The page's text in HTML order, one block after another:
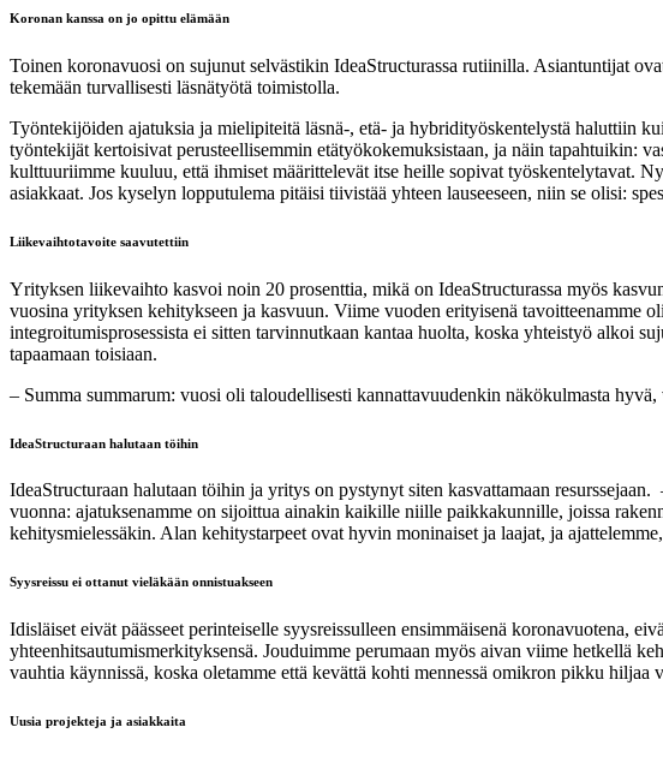
Koronan kanssa on jo opittu elämään
Toinen koronavuosi on sujunut selvästikin IdeaStructurassa rutiinilla. Asiantuntijat
tekemään turvallisesti läsnätyötä toimistolla.
Työntekijöiden ajatuksia ja mielipiteitä läsnä-, etä- ja hybridityöskentelystä haluttiin
työntekijät kertoisivat perusteellisemmin etätyökokemuksistaan, ja näin tapahtuikin:
kulttuuriimme kuuluu, että ihmiset määrittelevät itse heille sopivat työskentelytavat.
asiakkaat. Jos kyselyn lopputulema pitäisi tiivistää yhteen lauseeseen, niin se olisi:
Liikevaihtotavoite saavutettiin
Yrityksen liikevaihto kasvoi noin 20 prosenttia, mikä on IdeaStructurassa myös
vuosina yrityksen kehitykseen ja kasvuun. Viime vuoden erityisenä tavoitteenamme
integroitumisprosessista ei sitten tarvinnutkaan kantaa huolta, koska yhteistyö alkoi
tapaamaan toisiaan.
– Summa summarum: vuosi oli taloudellisesti kannattavuudenkin näkökulmasta
IdeaStructuraan halutaan töihin
IdeaStructuraan halutaan töihin ja yritys on pystynyt siten kasvattamaan
vuonna: ajatuksenamme on sijoittua ainakin kaikille niille paikkakunnille, joissa
kehitysmielessäkin. Alan kehitystarpeet ovat hyvin moninaiset ja laajat, ja
Syysreissu ei ottanut vieläkään onnistuakseen
Idisläiset eivät päässeet perinteiselle syysreissulleen ensimmäisenä koronavuotena,
yhteenhitsautumismerkityksensä. Jouduimme perumaan myös aivan viime hetkellä
vauhtia käynnissä, koska oletamme että kevättä kohti mennessä omikron pikku
Uusia projekteja ja asiakkaita